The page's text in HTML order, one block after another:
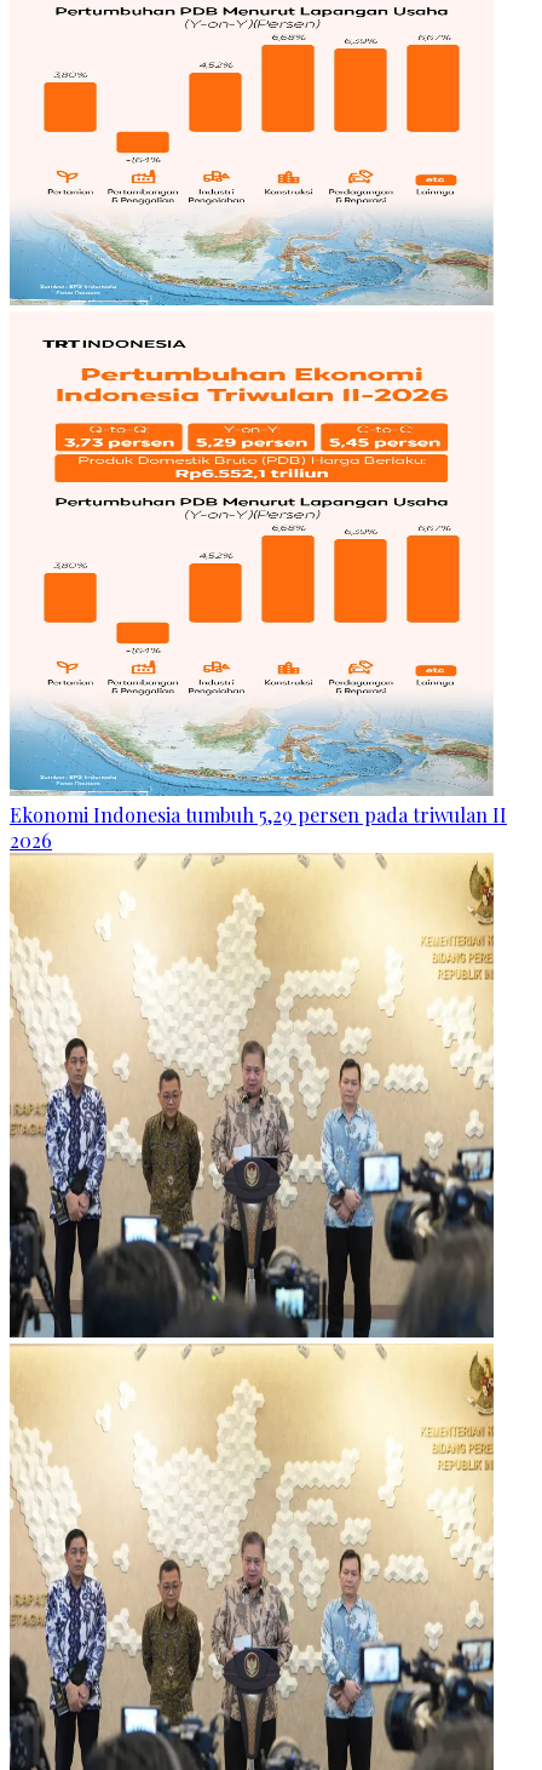
Ekonomi Indonesia tumbuh 5,29 persen pada triwulan II
2026